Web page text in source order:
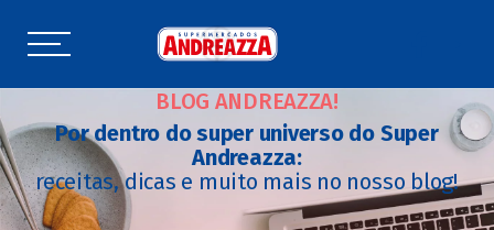
BLOG ANDREAZZA!
Por dentro do super universo do Super
Andreazza:
receitas, dicas e muito mais no nosso blog!